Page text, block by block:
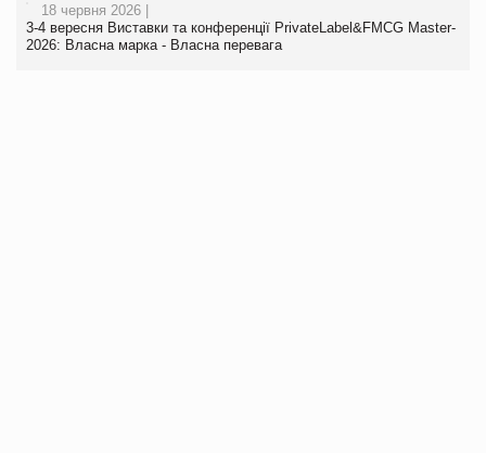
18 червня 2026 |
3-4 вересня Виставки та конференції PrivateLabel&FMCG Master-
2026: Власна марка - Власна перевага